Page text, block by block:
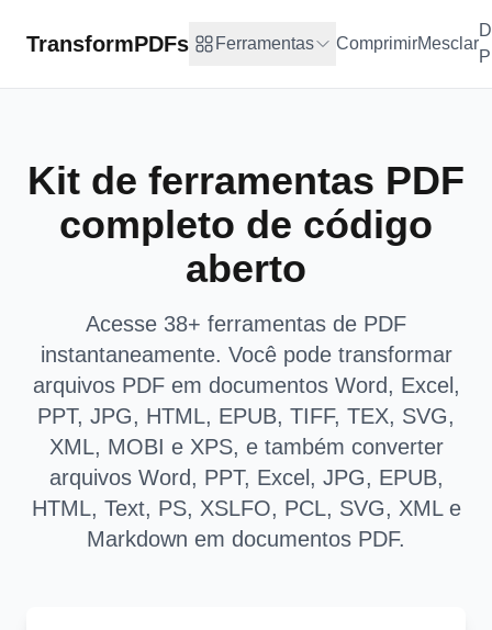
TransformPDFs Ferramentas ComprimirMesclar
Kit de ferramentas PDF
completo de código
aberto
Acesse 38+ ferramentas de PDF
instantaneamente. Você pode transformar
arquivos PDF em documentos Word, Excel,
PPT, JPG, HTML, EPUB, TIFF, TEX, SVG,
XML, MOBI e XPS, e também converter
arquivos Word, PPT, Excel, JPG, EPUB,
HTML, Text, PS, XSLFO, PCL, SVG, XML e
Markdown em documentos PDF.